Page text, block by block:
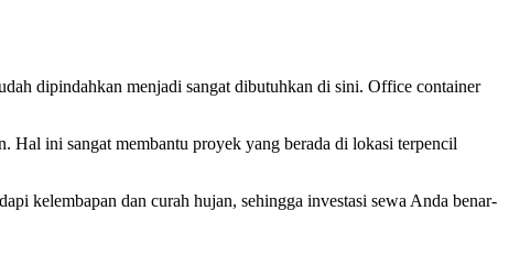
dipindahkan menjadi sangat dibutuhkan di sini. Office container
Hal ini sangat membantu proyek yang berada di lokasi terpencil
kelembapan dan curah hujan, sehingga investasi sewa Anda benar-